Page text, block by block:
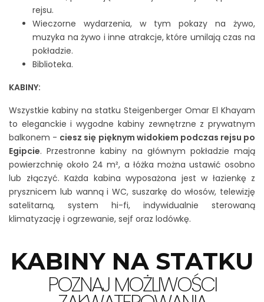
rejsu.
Wieczorne wydarzenia, w tym pokazy na żywo,
muzyka na żywo i inne atrakcje, które umilają czas na
pokładzie.
Biblioteka.
KABINY:
Wszystkie kabiny na statku Steigenberger Omar El Khayam
to eleganckie i wygodne kabiny zewnętrzne z prywatnym
balkonem - ciesz się pięknym widokiem podczas rejsu po
Egipcie. Przestronne kabiny na głównym pokładzie mają
powierzchnię około 24 m², a łóżka można ustawić osobno
lub złączyć. Każda kabina wyposażona jest w łazienkę z
prysznicem lub wanną i WC, suszarkę do włosów, telewizję
satelitarną, system hi-fi, indywidualnie sterowaną
klimatyzację i ogrzewanie, sejf oraz lodówkę.
KABINY NA STATKU
POZNAJ MOŻLIWOŚCI